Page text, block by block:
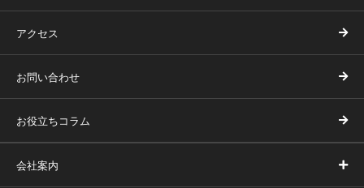
アクセス
お問い合わせ
お役立ちコラム
会社案内